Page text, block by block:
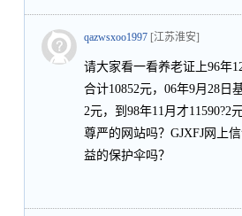
qazwsxoo1997 [江苏淮安]
请大家看一看养老证上96年
合计10852元，06年9月28日
2元，到98年11月才
尊严的网站吗？GJXFJ网上
益的保护伞吗？